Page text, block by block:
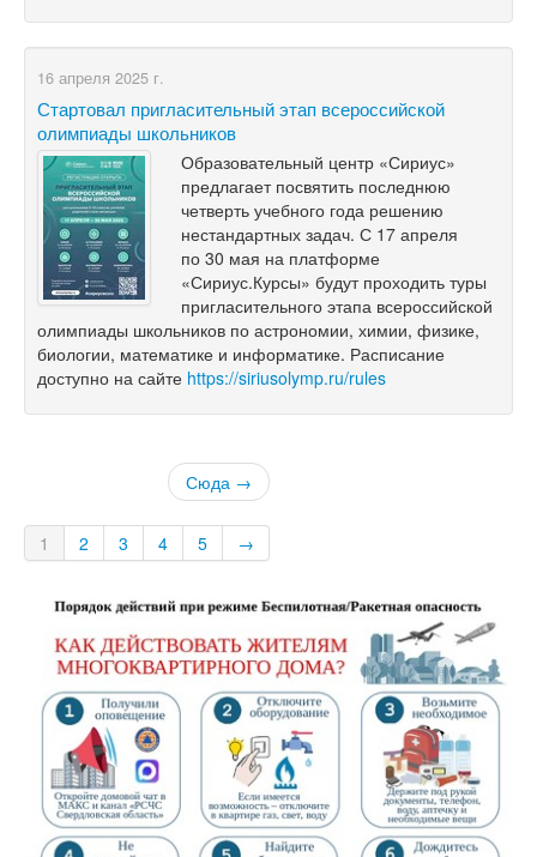
16 апреля 2025 г.
Стартовал пригласительный этап всероссийской
олимпиады школьников
Образовательный центр «Сириус»
предлагает посвятить последнюю
четверть учебного года решению
нестандартных задач. С 17 апреля
по 30 мая на платформе
«Сириус.Курсы» будут проходить туры
пригласительного этапа всероссийской
олимпиады школьников по астрономии, химии, физике,
биологии, математике и информатике. Расписание
доступно на сайте https://siriusolymp.ru/rules
Сюда →
1 2 3 4 5 →